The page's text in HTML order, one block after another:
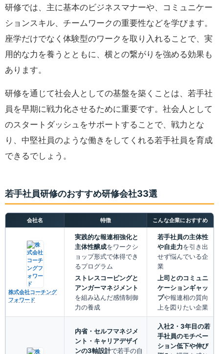
研修では、主に基本のビジネスマナーや、コミュニケー
ションスキル、チームワークの重要性などを学びます。
座学だけでなく体験型のワークを取り入れることで、実
用的な力を養うとともに、横との繋がりを強める効果も
あります。
研修を通じて社会人としての基盤を築くことは、若手社
員を早期に戦力化させるために重要です。社会人として
のスタートダッシュをサポートすることで、戦力とな
り、中堅社員のような働きをしてくれる若手社員を育成
できるでしょう。
若手社員研修のおすすめ研修会社33選
会社名 特徴 こんな企業におすすめ
株式会社コーチング
フォワード
実践的な報連相強化と
主体性醸成をワークシ
ョップ形式で体得でき
るプログラム
ストレスコーピングと
アンガーマネジメント
を組み込んだ感情制御
力の養成
若手社員の主体性
や自走力を引き出
せず悩んでいる企
業
上司とのコミュニ
ケーションギャッ
プや報連相の質向
上を図りたい企業
内省・セルフマネジメ
ント・キャリアデザイ
ンの3軸設計で若手の自
入社2・3年目の若
手社員のモチベー
ション低下や伸び